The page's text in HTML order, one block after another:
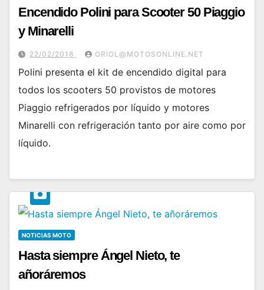
Encendido Polini para Scooter 50 Piaggio
y Minarelli
22/02/2018 ORIOL@MOTOSONLINE.NET
Polini presenta el kit de encendido digital para
todos los scooters 50 provistos de motores
Piaggio refrigerados por líquido y motores
Minarelli con refrigeración tanto por aire como por
líquido.
NOTICIAS MOTO
Hasta siempre Ángel Nieto, te
añoráremos